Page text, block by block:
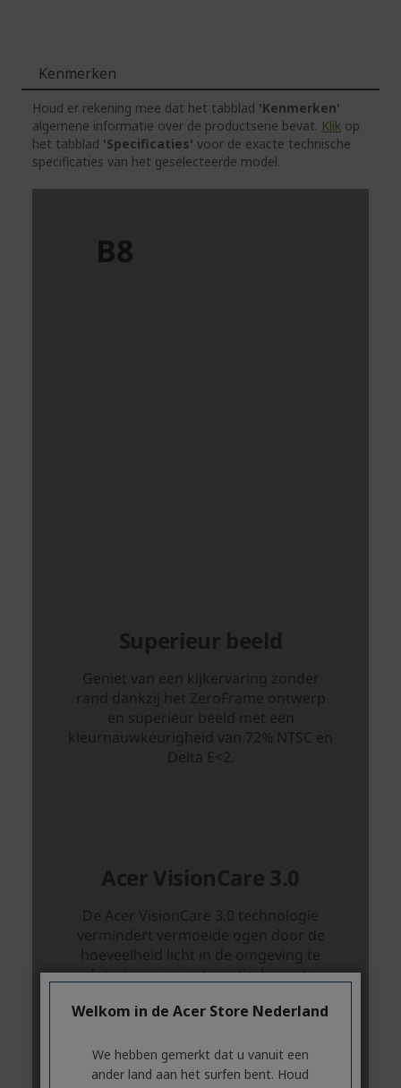
Kenmerken
Houd er rekening mee dat het tabblad 'Kenmerken'
algemene informatie over de productserie bevat. Klik op
het tabblad 'Specificaties' voor de exacte technische
specificaties van het geselecteerde model.
Welkom in de Acer Store Nederland
We hebben gemerkt dat u vanuit een
ander land aan het surfen bent. Houd